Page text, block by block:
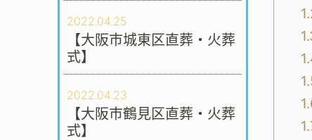
2022.04.25
【大阪市城東区直葬・火葬
式】
2022.04.23
【大阪市鶴見区直葬・火葬
式】